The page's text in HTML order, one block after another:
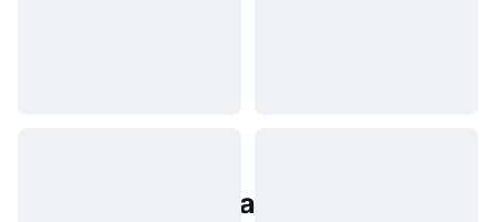
Aset Dunia Nyata Populer